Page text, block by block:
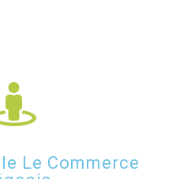
Le Commerce